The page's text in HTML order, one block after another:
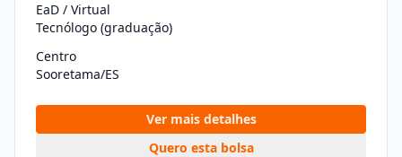
EaD / Virtual
Tecnólogo (graduação)
Centro
Sooretama/ES
Ver mais detalhes
Quero esta bolsa